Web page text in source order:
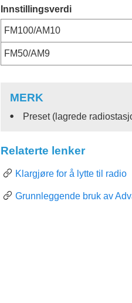
Innstillingsverdi
FM100/AM10
FM50/AM9
MERK
Preset (lagrede
Relaterte lenker
Klargjøre for å lytte til radio
Grunnleggende bruk av